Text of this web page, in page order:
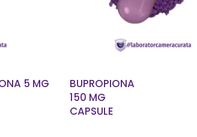
5 MG
BUPROPIONA
150 MG
CAPSULE